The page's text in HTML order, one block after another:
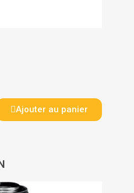
Ajouter au panier